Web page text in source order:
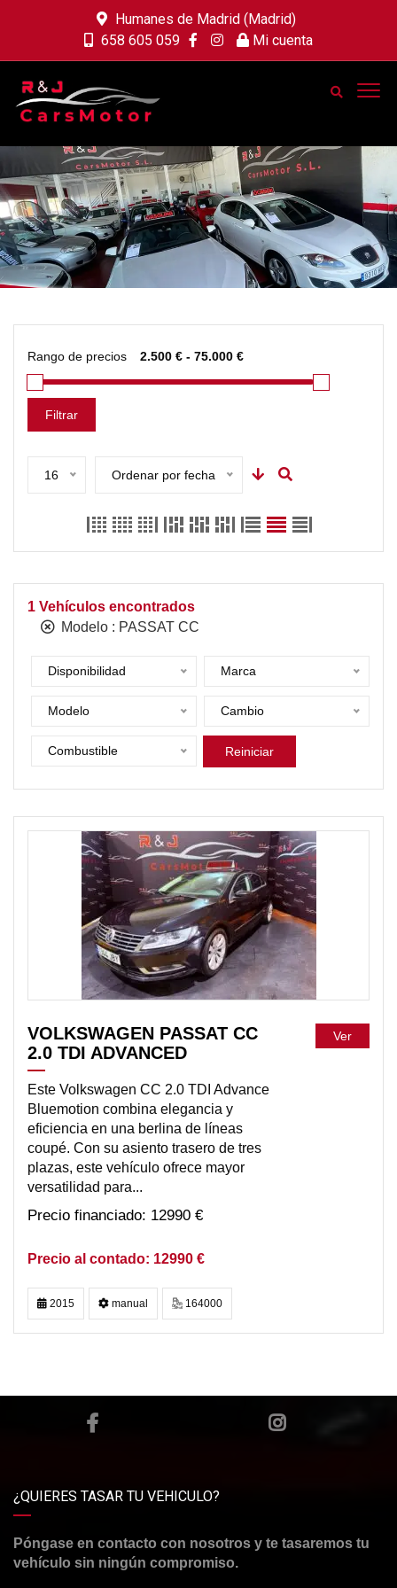
Humanes de Madrid (Madrid)
658 605 059
Mi cuenta
Rango de precios
Filtrar
16 Ordenar por fecha
1 Vehículos encontrados
Modelo : PASSAT CC
Disponibilidad Marca
Modelo Cambio
Combustible Reiniciar
DISPONIBLE
VOLKSWAGEN PASSAT CC
2.0 TDI ADVANCED
Este Volkswagen CC 2.0 TDI Advance
Bluemotion combina elegancia y
eficiencia en una berlina de líneas
coupé. Con su asiento trasero de tres
plazas, este vehículo ofrece mayor
versatilidad para...
12990 €
12990 €
Ver
2015 manual 164000
¿QUIERES TASAR TU VEHICULO?
Póngase en contacto con nosotros y te tasaremos tu
vehículo sin ningún compromiso.